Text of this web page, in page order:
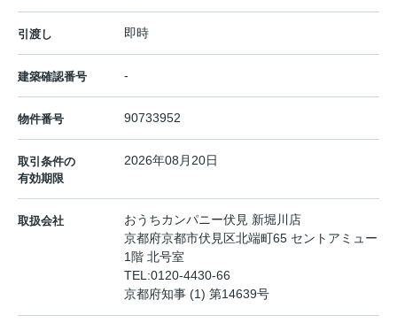
引渡し 即時
建築確認番号 -
物件番号 90733952
取引条件の
有効期限
2026年08月20日
取扱会社
おうちカンパニー伏見 新堀川店
京都府京都市伏見区北端町65 セントアミュー
1階 北号室
TEL:0120-4430-66
京都府知事 (1) 第14639号